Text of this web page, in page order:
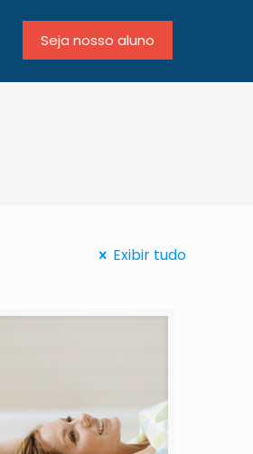
Seja nosso aluno
Exibir tudo